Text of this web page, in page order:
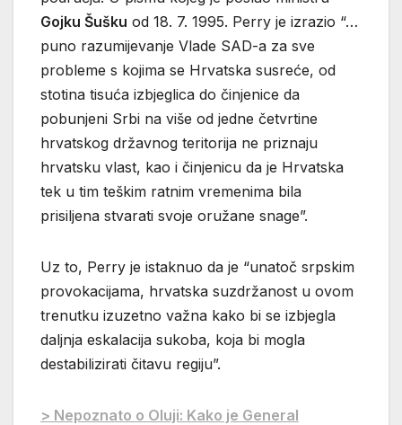
Gojku Šušku od 18. 7. 1995. Perry je izrazio “…
puno razumijevanje Vlade SAD-a za sve
probleme s kojima se Hrvatska susreće, od
stotina tisuća izbjeglica do činjenice da
pobunjeni Srbi na više od jedne četvrtine
hrvatskog državnog teritorija ne priznaju
hrvatsku vlast, kao i činjenicu da je Hrvatska
tek u tim teškim ratnim vremenima bila
prisiljena stvarati svoje oružane snage”.
Uz to, Perry je istaknuo da je “unatoč srpskim
provokacijama, hrvatska suzdržanost u ovom
trenutku izuzetno važna kako bi se izbjegla
daljnja eskalacija sukoba, koja bi mogla
destabilizirati čitavu regiju”.
> Nepoznato o Oluji: Kako je General